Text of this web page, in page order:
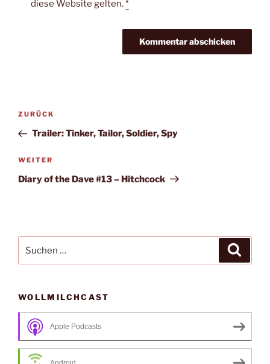
diese Website gelten.*
Beitragsnavigation
Vorheriger
Beitrag
ZURÜCK
Trailer: Tinker, Tailor, Soldier, Spy
Nächster
Beitrag
WEITER
Diary of the Dave #13 – Hitchcock
nach:
WOLLMILCHCAST
Apple Podcasts